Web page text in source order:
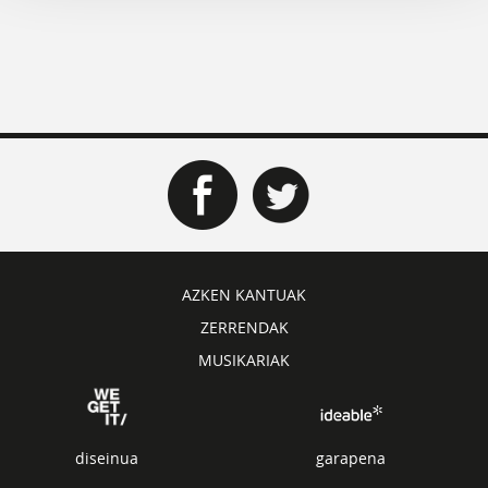
AZKEN KANTUAK
ZERRENDAK
MUSIKARIAK
diseinua garapena